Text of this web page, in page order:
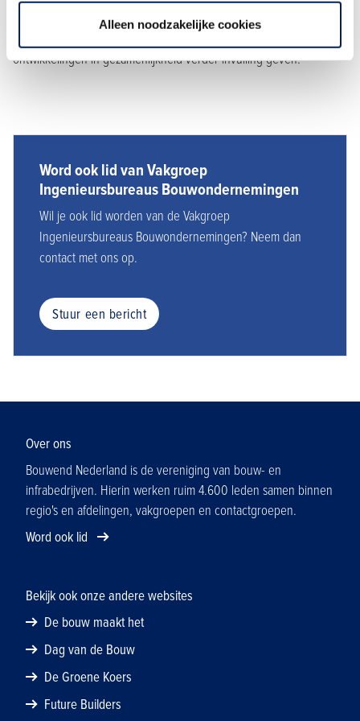
Alleen noodzakelijke cookies
Vakgroep Ingenieursbureau van Bouwondernemingen kunnen de
ontwikkelingen in gezamenlijkheid verder invulling geven.
Word ook lid van Vakgroep
Ingenieursbureaus Bouwondernemingen
Wil je ook lid worden van de Vakgroep
Ingenieursbureaus Bouwondernemingen? Neem dan
contact met ons op.
Stuur een bericht
Over ons
Bouwend Nederland is de vereniging van bouw- en
infrabedrijven. Hierin werken ruim 4.600 leden samen binnen
regio's en afdelingen, vakgroepen en contactgroepen.
Word ook lid
Bekijk ook onze andere websites
De bouw maakt het
Dag van de Bouw
De Groene Koers
Future Builders